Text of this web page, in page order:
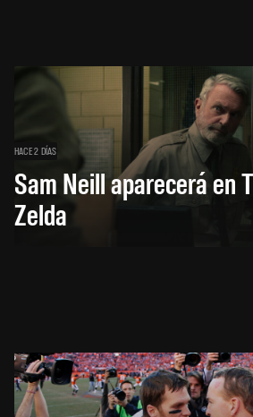
HACE 2 DÍAS
Sam Neill aparecerá en
Zelda